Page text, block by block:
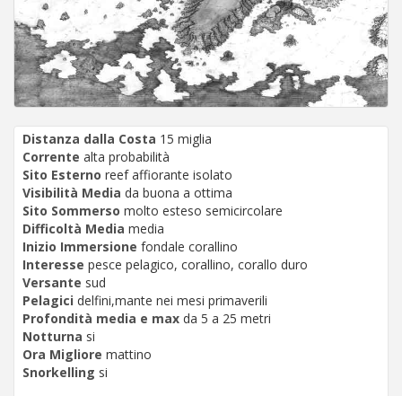
Distanza dalla Costa 15 miglia
Corrente alta probabilità
Sito Esterno reef affiorante isolato
Visibilità Media da buona a ottima
Sito Sommerso molto esteso semicircolare
Difficoltà Media media
Inizio Immersione fondale corallino
Interesse pesce pelagico, corallino, corallo duro
Versante sud
Pelagici delfini,mante nei mesi primaverili
Profondità media e max da 5 a 25 metri
Notturna si
Ora Migliore mattino
Snorkelling si